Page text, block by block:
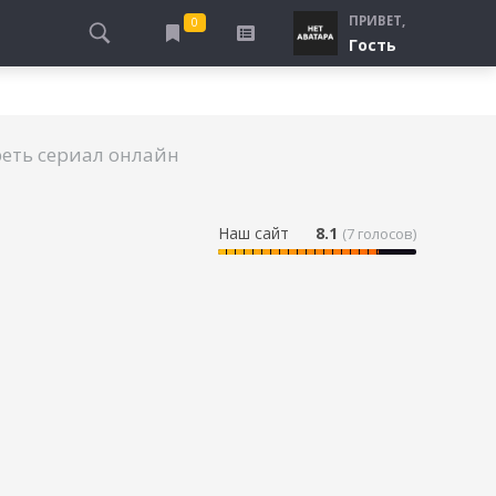
СПЕЦСЛУЖБЫ
ПРО ШКОЛУ, ПОДРОСТКОВ
0
БУДУ СМОТРЕТЬ
ПРИВЕТ,
Гость
сериал онлайн
Наш сайт 8.1 (7 голосов)